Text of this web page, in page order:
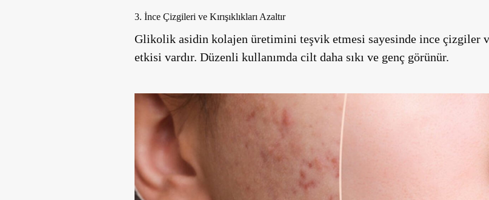
3. İnce Çizgileri ve Kırışıklıkları Azaltır
Glikolik asidin kolajen üretimini teşvik etmesi sayesinde ince çizgiler
etkisi vardır. Düzenli kullanımda cilt daha sıkı ve genç görünür.